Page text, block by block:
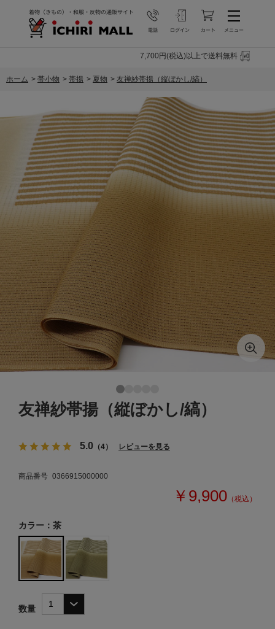
7,700円(税込)以上で送料無料
ホーム > 帯小物 > 帯揚 > 夏物 > 友禅紗帯揚（縦ぼかし/縞）
友禅紗帯揚（縦ぼかし/縞）
5.0 （4） レビューを見る
商品番号 0366915000000
￥9,900 （税込）
カラー：茶
数量